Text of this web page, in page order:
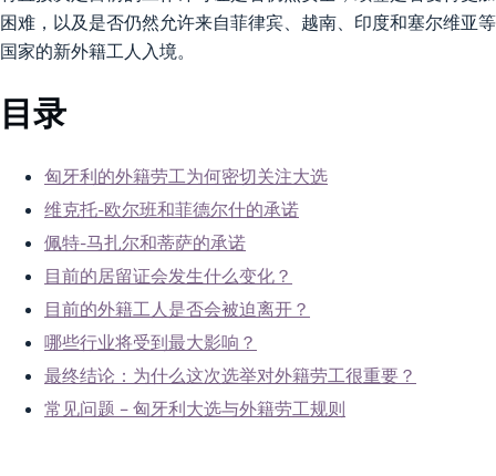
困难，以及是否仍然允许来自菲律宾、越南、印度和塞尔维亚等
国家的新外籍工人入境。
目录
匈牙利的外籍劳工为何密切关注大选
维克托-欧尔班和菲德尔什的承诺
佩特-马扎尔和蒂萨的承诺
目前的居留证会发生什么变化？
目前的外籍工人是否会被迫离开？
哪些行业将受到最大影响？
最终结论：为什么这次选举对外籍劳工很重要？
常见问题 – 匈牙利大选与外籍劳工规则